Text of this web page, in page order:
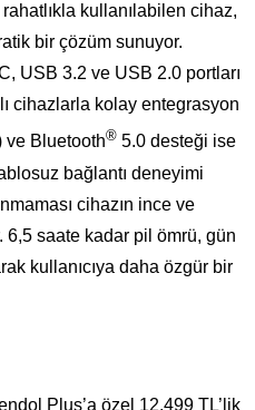
kullanılabilen cihaz,
bir çözüm sunuyor.
USB 3.2 ve USB 2.0 portları
cihazlarla kolay entegrasyon
ve Bluetooth® 5.0 desteği ise
bağlantı deneyimi
cihazın ince ve
6,5 saate kadar pil ömrü, gün
kullanıcıya daha özgür bir
Plus’a özel 12.499 TL’lik